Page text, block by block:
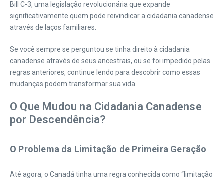
Bill C-3, uma legislação revolucionária que expande
significativamente quem pode reivindicar a cidadania canadense
através de laços familiares.
Se você sempre se perguntou se tinha direito à cidadania
canadense através de seus ancestrais, ou se foi impedido pelas
regras anteriores, continue lendo para descobrir como essas
mudanças podem transformar sua vida.
O Que Mudou na Cidadania Canadense
por Descendência?
O Problema da Limitação de Primeira Geração
Até agora, o Canadá tinha uma regra conhecida como “limitação